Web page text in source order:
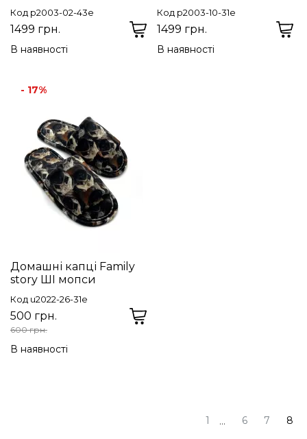
Код p2003-02-43e
1499 грн.
В наявності
Код p2003-10-31e
1499 грн.
В наявності
Домашні капці Family
story ШІ мопси
Код u2022-26-31e
500 грн.
600 грн.
В наявності
- 17%
1 ... 6 7 8